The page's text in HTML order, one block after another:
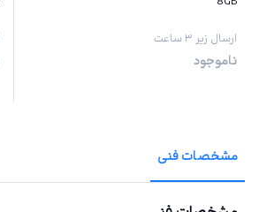
ارسال زیر ۳ ساعت
ناموجود
مشخصات فنی